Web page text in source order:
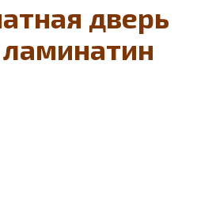
дверь